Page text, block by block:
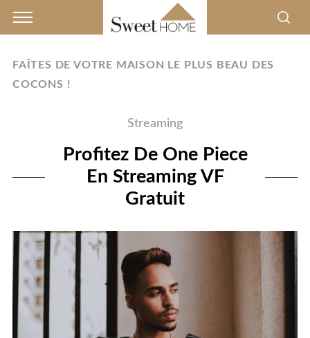
FAÎTES DE VOTRE MAISON LE PLUS BEAU DES
COCONS !
Streaming
Profitez De One Piece
En Streaming VF
Gratuit